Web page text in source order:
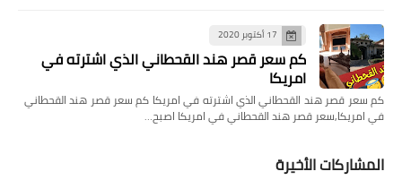
17 أكتوبر 2020
كم سعر قصر هند القحطاني الذي اشترته في
امريكا
كم سعر قصر هند القحطاني الذي اشترته في امريكا كم سعر قصر هند القحطاني
في امريكا,سعر قصر هند القحطاني في امريكا اصبح…
المشاركات الأخيرة